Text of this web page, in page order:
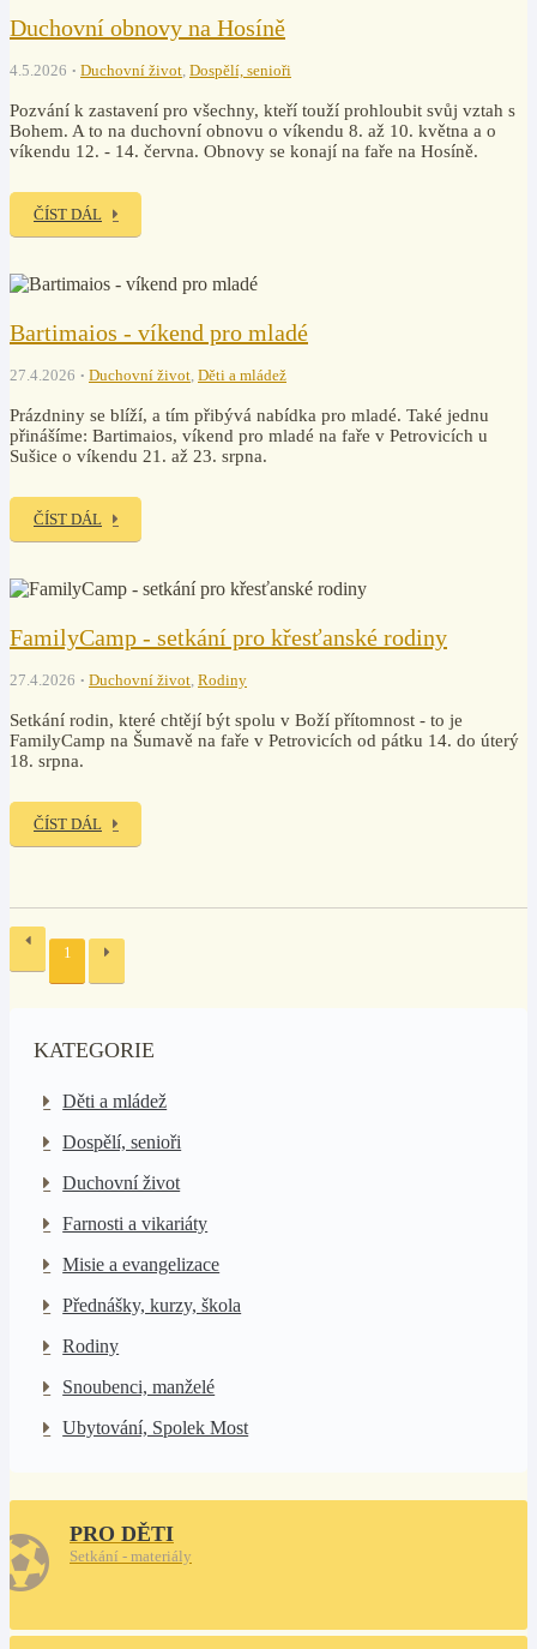
Duchovní obnovy na Hosíně
4.5.2026 Duchovní život, Dospělí, senioři
Pozvání k zastavení pro všechny, kteří touží prohloubit svůj vztah s
Bohem. A to na duchovní obnovu o víkendu 8. až 10. května a o
víkendu 12. - 14. června. Obnovy se konají na faře na Hosíně.
ČÍST DÁL
Bartimaios - víkend pro mladé
27.4.2026 Duchovní život, Děti a mládež
Prázdniny se blíží, a tím přibývá nabídka pro mladé. Také jednu
přinášíme: Bartimaios, víkend pro mladé na faře v Petrovicích u
Sušice o víkendu 21. až 23. srpna.
ČÍST DÁL
FamilyCamp - setkání pro křesťanské rodiny
27.4.2026 Duchovní život, Rodiny
Setkání rodin, které chtějí být spolu v Boží přítomnost - to je
FamilyCamp na Šumavě na faře v Petrovicích od pátku 14. do úterý
18. srpna.
ČÍST DÁL
1
KATEGORIE
Děti a mládež
Dospělí, senioři
Duchovní život
Farnosti a vikariáty
Misie a evangelizace
Přednášky, kurzy, škola
Rodiny
Snoubenci, manželé
Ubytování, Spolek Most
PRO DĚTI
Setkání - materiály